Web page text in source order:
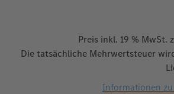
Preis inkl. 19 % MwSt.
Die tatsächliche Mehrwertsteuer
Informationen